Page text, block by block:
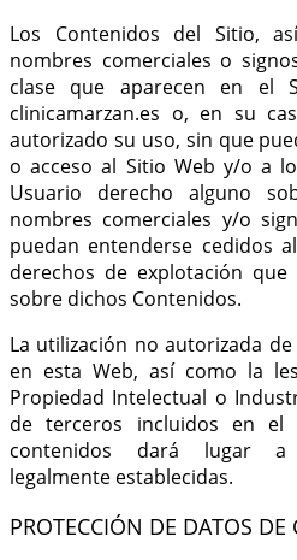
Los Contenidos del Sitio,
nombres comerciales o
clase que aparecen en el
clinicamarzan.es o, en su
autorizado su uso, sin que
o acceso al Sitio Web y/o a
Usuario derecho alguno
nombres comerciales y/o
puedan entenderse cedidos
derechos de explotación
sobre dichos Contenidos.
La utilización no autorizada
en esta Web, así como la
Propiedad Intelectual o
de terceros incluidos en el
contenidos dará lugar a
legalmente establecidas.
PROTECCIÓN DE DATOS DE